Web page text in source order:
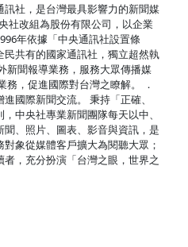
社，是台灣最具影響力的新聞媒
社改組為股份有限公司，以企業
年依據「中央通訊社設置條
共有的國家通訊社，獨立超然執
新聞報導業務，服務大眾傳播媒
，促進國際對台灣之瞭解。 ．
國際新聞交流。 秉持「正確、
中央社專業新聞團隊每天以中、
、照片、圖表、影音與資訊，是
象從媒體客戶擴大為閱聽大眾；
，充分扮演「台灣之眼，世界之